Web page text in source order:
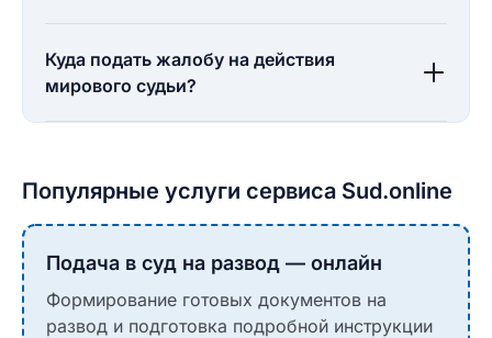
Куда подать жалобу на действия
мирового судьи?
Популярные услуги сервиса Sud.online
Подача в суд на развод — онлайн
Формирование готовых документов на
развод и подготовка подробной инструкции